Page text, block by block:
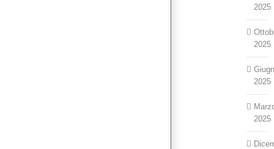
2025
2025
2025
2025